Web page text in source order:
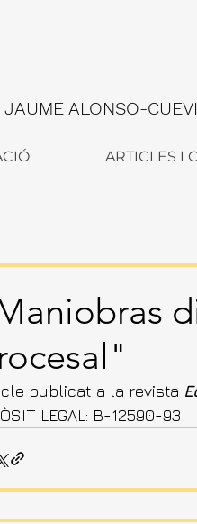
JAUME ALONSO-
ARTICLES I
publicat a la revista
LEGAL: B-12590-93